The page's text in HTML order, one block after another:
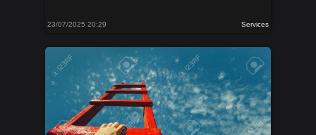
23/07/2025 20:29 Services